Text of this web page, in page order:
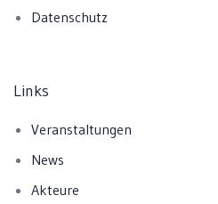
Datenschutz
Links
Veranstaltungen
News
Akteure